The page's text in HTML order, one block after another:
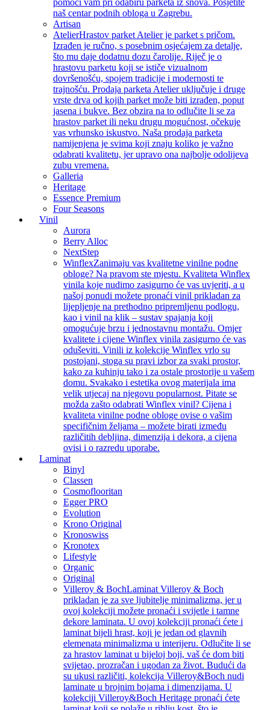
pomoći vam pri odabiru parketa iz snova. Posjetite
naš centar podnih obloga u Zagrebu.
Artisan
AtelierHrastov parket Atelier je parket s pričom.
Izrađen je ručno, s posebnim osjećajem za detalje,
što mu daje dodatnu dozu čarolije. Riječ je o
hrastovu parketu koji se ističe vizualnom
dovršenošću, spojem tradicije i modernosti te
trajnošću. Prodaja parketa Atelier uključuje i druge
vrste drva od kojih parket može biti izrađen, poput
jasena i bukve. Bez obzira na to odlučite li se za
hrastov parket ili neku drugu mogućnost, očekuje
vas vrhunsko iskustvo. Naša prodaja parketa
namijenjena je svima koji znaju koliko je važno
odabrati kvalitetu, jer upravo ona najbolje odolijeva
zubu vremena.
Galleria
Heritage
Essence Premium
Four Seasons
Vinil
Aurora
Berry Alloc
NextStep
WinflexZanimaju vas kvalitetne vinilne podne
obloge? Na pravom ste mjestu. Kvaliteta Winflex
vinila koje nudimo zasigurno će vas uvjeriti, a u
našoj ponudi možete pronaći vinil prikladan za
lijepljenje na prethodno pripremljenu podlogu,
kao i vinil na klik – sustav spajanja koji
omogućuje brzu i jednostavnu montažu. Omjer
kvalitete i cijene Winflex vinila zasigurno će vas
oduševiti. Vinili iz kolekcije Winflex vrlo su
postojani, stoga su pravi izbor za svaki prostor,
kako za kuhinju tako i za ostale prostorije u vašem
domu. Svakako i estetika ovog materijala ima
velik utjecaj na njegovu popularnost. Pitate se
možda zašto odabrati Winflex vinil? Cijena i
kvaliteta vinilne podne obloge ovise o vašim
specifičnim željama – možete birati između
različitih debljina, dimenzija i dekora, a cijena
ovisi i o razredu uporabe.
Laminat
Binyl
Classen
Cosmoflooritan
Egger PRO
Evolution
Krono Original
Kronoswiss
Kronotex
Lifestyle
Organic
Original
Villeroy & BochLaminat Villeroy & Boch
prikladan je za sve ljubitelje minimalizma, jer u
ovoj kolekciji možete pronaći i svijetle i tamne
dekore laminata. U ovoj kolekciji pronaći ćete i
laminat bijeli hrast, koji je jedan od glavnih
elemenata minimalizma u interijeru. Odlučite li se
za hrastov laminat u bijeloj boji, vaš će dom biti
svijetao, prozračan i ugodan za život. Budući da
su ukusi različiti, kolekcija Villeroy&Boch nudi
laminate u brojnim bojama i dimenzijama. U
kolekciji Villeroy&Boch Heritage pronaći ćete